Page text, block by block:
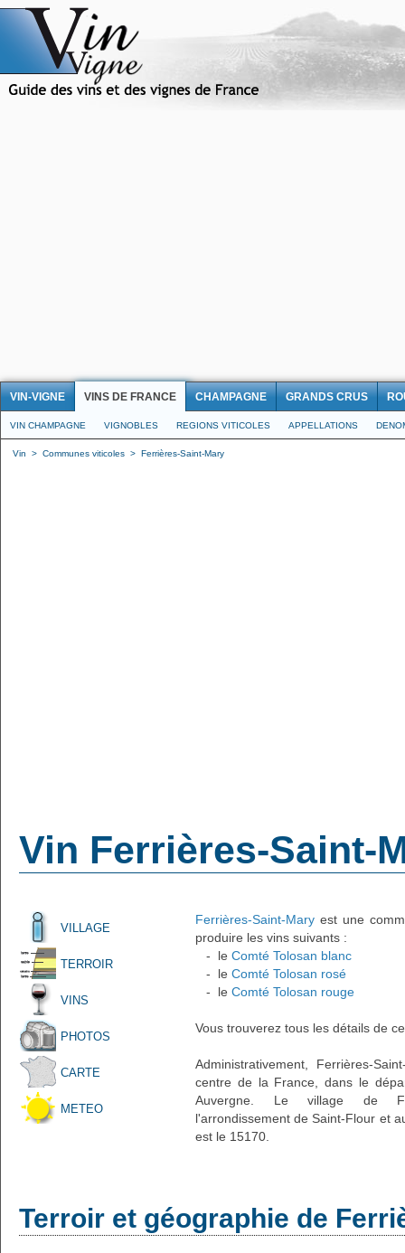
VIN-VIGNE VINS DE FRANCE CHAMPAGNE GRANDS CRUS
VIN CHAMPAGNE VIGNOBLES REGIONS VITICOLES APPELLATIONS
Vin > Communes viticoles > Ferrières-Saint-Mary
Vin Ferrières-Saint-
VILLAGE
TERROIR
VINS
PHOTOS
CARTE
METEO
Ferrières-Saint-Mary est une
produire les vins suivants :
- le Comté Tolosan blanc
- le Comté Tolosan rosé
- le Comté Tolosan rouge
Vous trouverez tous les détails de
Administrativement, Ferrières-
centre de la France, dans le
Auvergne. Le village de
l'arrondissement de Saint-Flour et
est le 15170.
Terroir et géographie de